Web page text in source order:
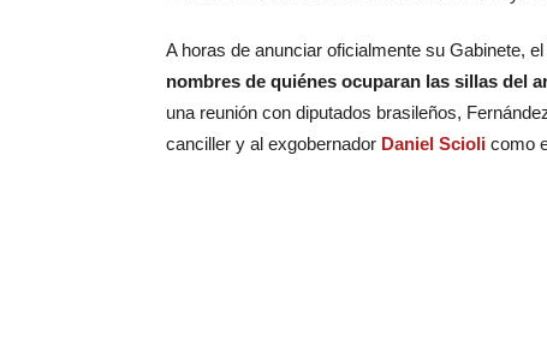
A horas de anunciar oficialmente su Gabinete,
nombres de quiénes ocuparan las sillas del
una reunión con diputados brasileños,
canciller y al exgobernador Daniel Scioli como